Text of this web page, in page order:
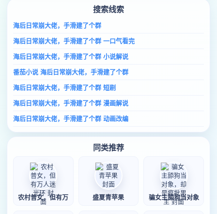
搜索线索
海后日常崩大佬，手滑建了个群
海后日常崩大佬，手滑建了个群 一口气看完
海后日常崩大佬，手滑建了个群 小说解说
番茄小说 海后日常崩大佬，手滑建了个群
海后日常崩大佬，手滑建了个群 短剧
海后日常崩大佬，手滑建了个群 漫画解说
海后日常崩大佬，手滑建了个群 动画改编
同类推荐
农村普女，但有万 盛夏青苹果 骗女主舔狗当对象